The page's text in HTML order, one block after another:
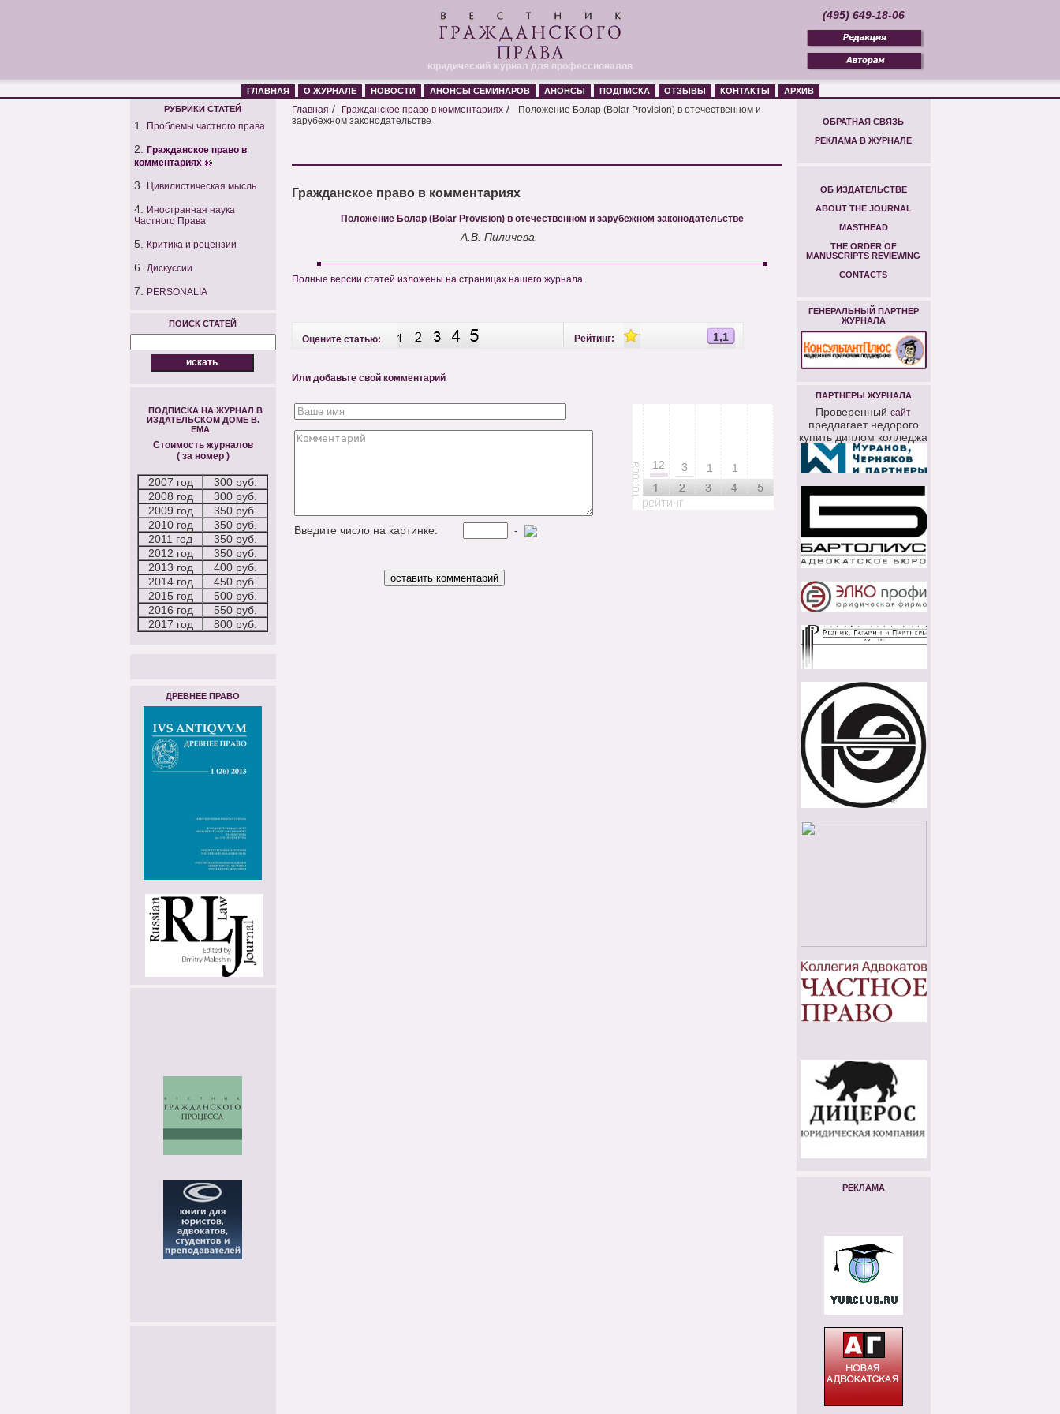
юридический журнал для профессионалов
(495) 649-18-06
ГЛАВНАЯ О ЖУРНАЛЕ НОВОСТИ АНОНСЫ СЕМИНАРОВ АНОНСЫ ПОДПИСКА ОТЗЫВЫ КОНТАКТЫ
АРХИВ
РУБРИКИ СТАТЕЙ
1. Проблемы частного права
2.
Гражданское право в
комментариях
3. Цивилистическая мысль
4.
Иностранная наука
Частного Права
5. Критика и рецензии
6. Дискуссии
7. PERSONALIA
ПОИСК СТАТЕЙ
ПОДПИСКА НА ЖУРНАЛ В
ИЗДАТЕЛЬСКОМ ДОМЕ В.
ЕМА
Стоимость журналов
( за номер )
2007 год
300 руб.
2008 год
300 руб.
2009 год
350 руб.
2010 год
350 руб.
2011 год
350 руб.
2012 год
350 руб.
2013 год
400 руб.
2014 год
450 руб.
2015 год
500 руб.
2016 год
550 руб.
2017 год
800 руб.
ДРЕВНЕЕ ПРАВО
Главная / Гражданское право в комментариях/
Положение Болар (Bolar Provision) в отечественном и
зарубежном законодательстве
Гражданское право в комментариях
Положение Болар (Bolar Provision) в отечественном и зарубежном законодательстве
А.В. Пиличева.
Полные версии статей изложены на страницах нашего журнала
Оцените статью: Рейтинг: 1,1
Или добавьте свой комментарий
Введите число на картинке: -
12 3 1 1
ОБРАТНАЯ СВЯЗЬ
РЕКЛАМА В ЖУРНАЛЕ
ОБ ИЗДАТЕЛЬСТВЕ
ABOUT THE JOURNAL
MASTHEAD
THE ORDER OF
MANUSCRIPTS REVIEWING
CONTACTS
ГЕНЕРАЛЬНЫЙ ПАРТНЕР
ЖУРНАЛА
ПАРТНЕРЫ ЖУРНАЛА
Проверенный сайт
предлагает недорого
купить диплом колледжа
РЕКЛАМА